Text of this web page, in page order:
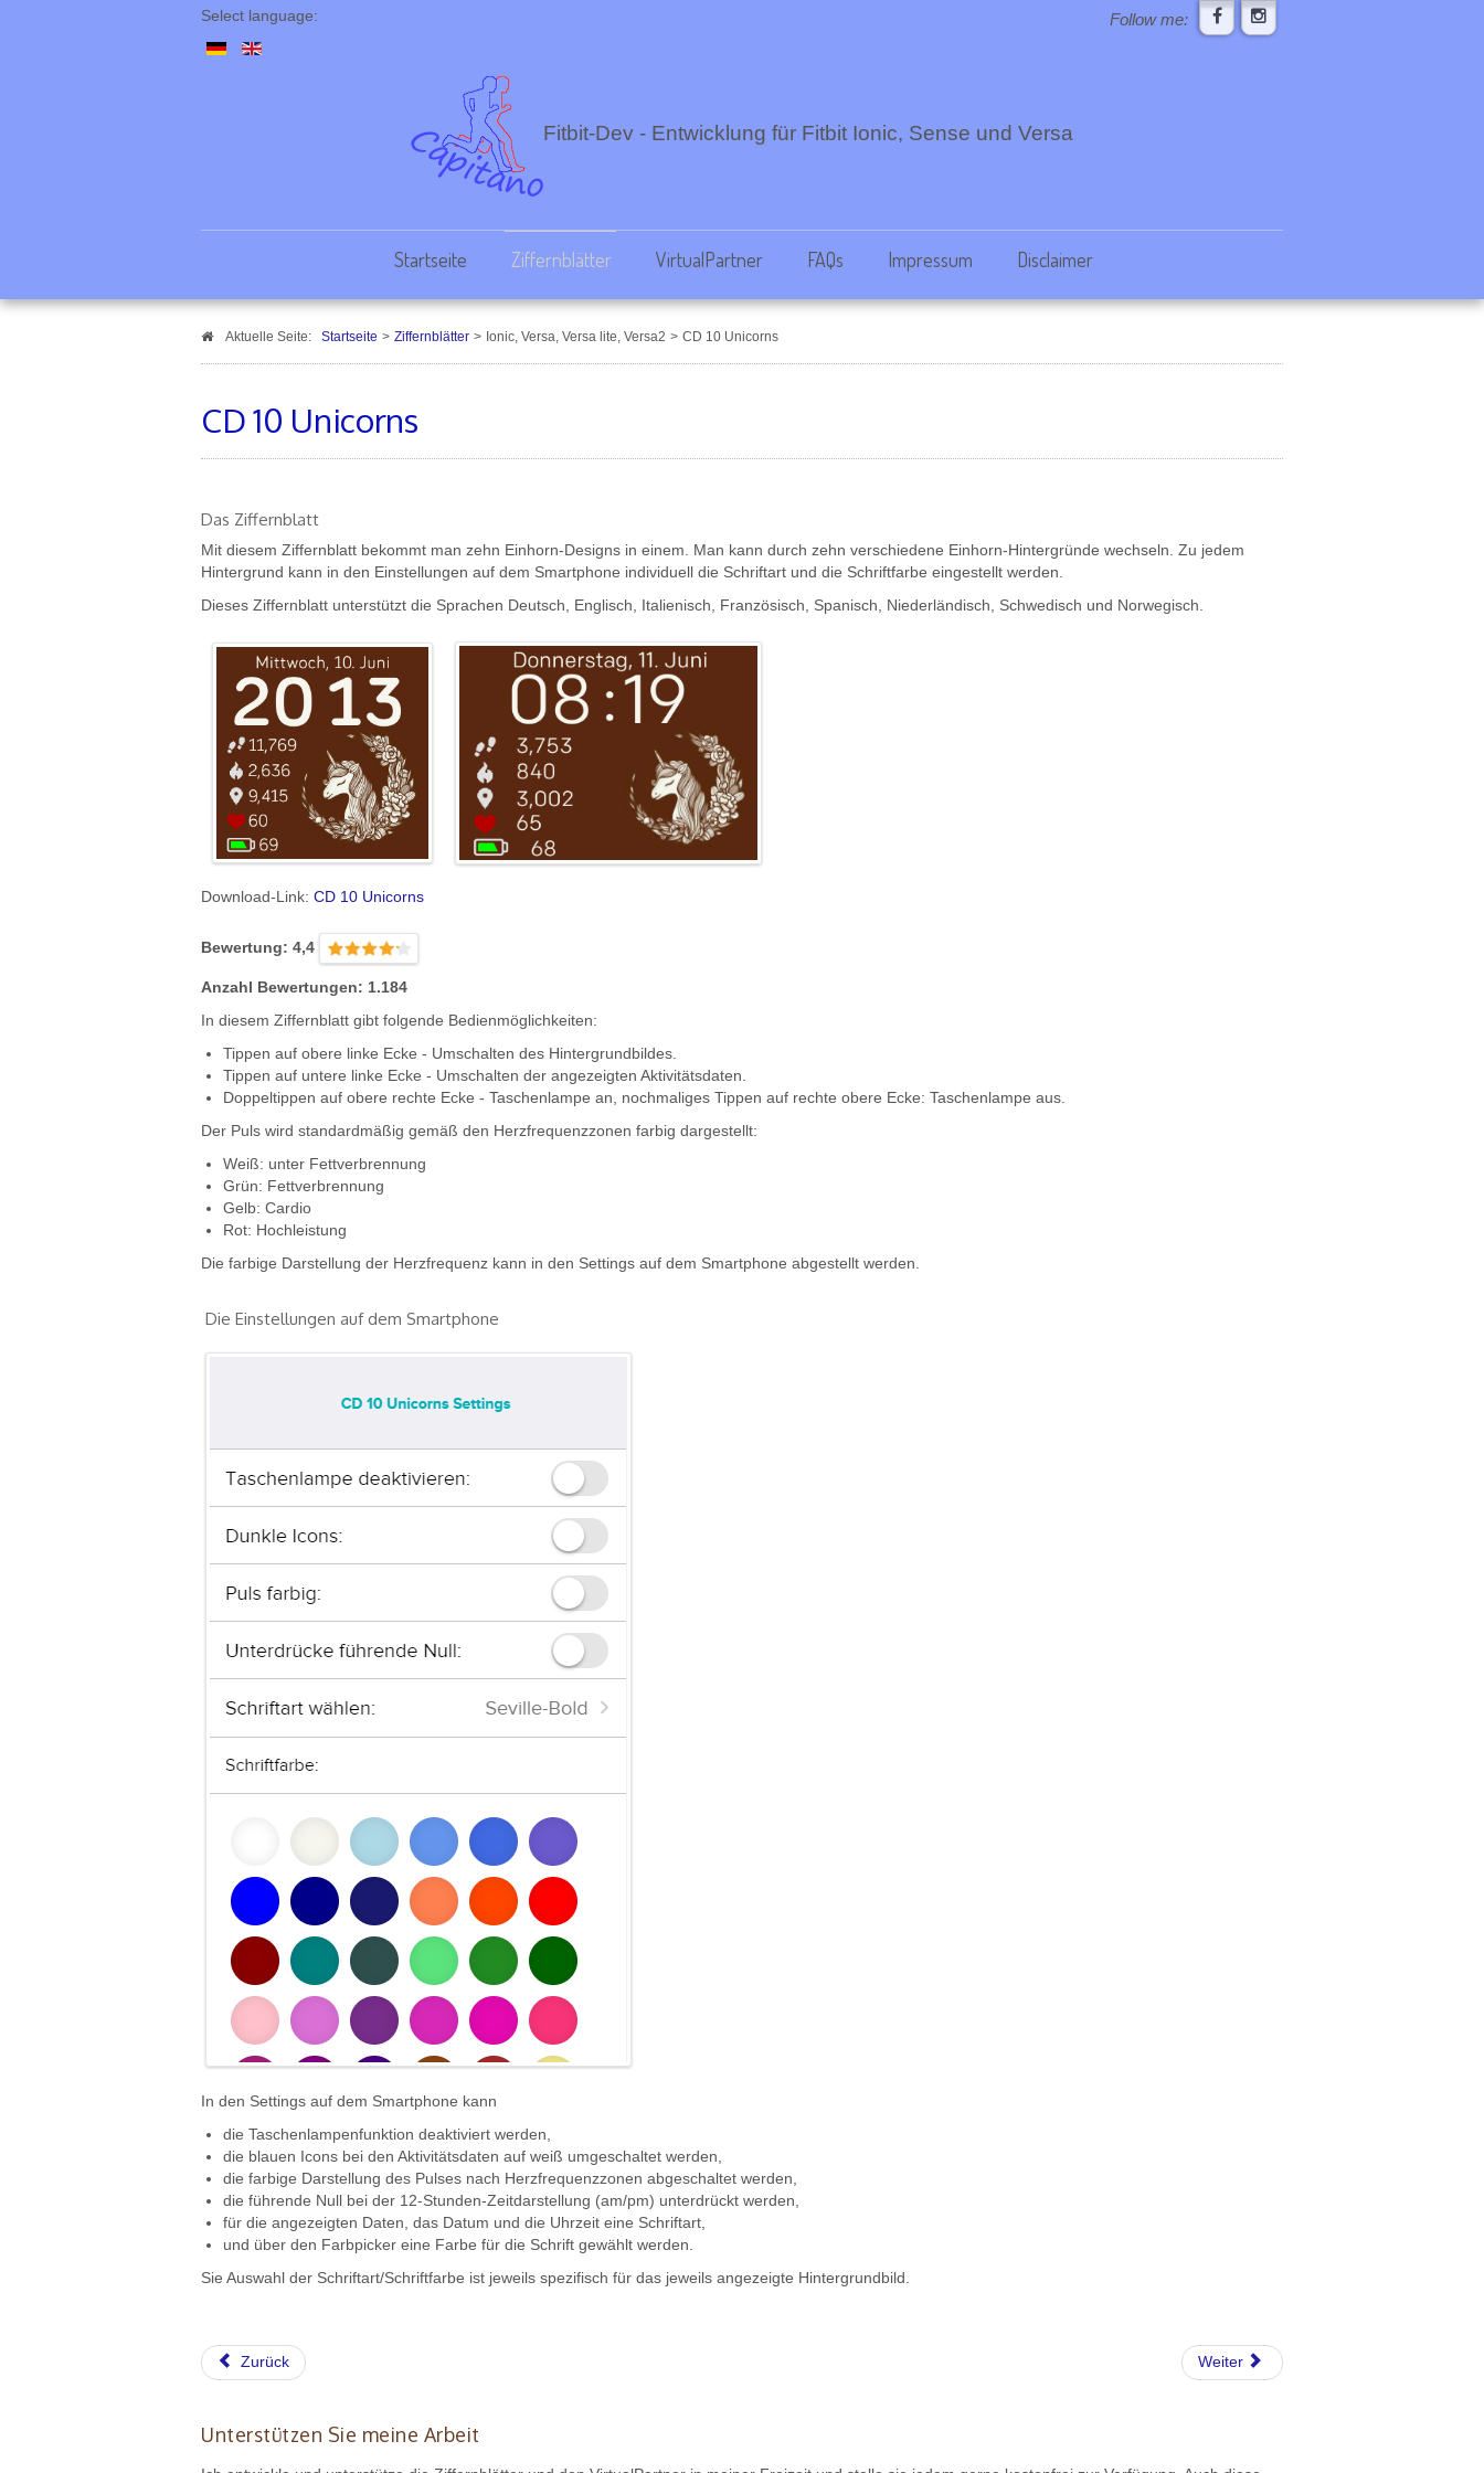
Follow me:
Select language:
Fitbit-Dev - Entwicklung für Fitbit Ionic, Sense und Versa
Startseite Ziffernblätter VirtualPartner FAQs Impressum Disclaimer
Aktuelle Seite: Startseite > Ziffernblätter > Ionic, Versa, Versa lite, Versa2 > CD 10 Unicorns
CD 10 Unicorns
Das Ziffernblatt
Mit diesem Ziffernblatt bekommt man zehn Einhorn-Designs in einem. Man kann durch zehn verschiedene Einhorn-Hintergründe wechseln. Zu jedem
Hintergrund kann in den Einstellungen auf dem Smartphone individuell die Schriftart und die Schriftfarbe eingestellt werden.
Dieses Ziffernblatt unterstützt die Sprachen Deutsch, Englisch, Italienisch, Französisch, Spanisch, Niederländisch, Schwedisch und Norwegisch.
Download-Link: CD 10 Unicorns
Bewertung: 4,4
Anzahl Bewertungen: 1.184
In diesem Ziffernblatt gibt folgende Bedienmöglichkeiten:
Tippen auf obere linke Ecke - Umschalten des Hintergrundbildes.
Tippen auf untere linke Ecke - Umschalten der angezeigten Aktivitätsdaten.
Doppeltippen auf obere rechte Ecke - Taschenlampe an, nochmaliges Tippen auf rechte obere Ecke: Taschenlampe aus.
Der Puls wird standardmäßig gemäß den Herzfrequenzzonen farbig dargestellt:
Weiß: unter Fettverbrennung
Grün: Fettverbrennung
Gelb: Cardio
Rot: Hochleistung
Die farbige Darstellung der Herzfrequenz kann in den Settings auf dem Smartphone abgestellt werden.
Die Einstellungen auf dem Smartphone
In den Settings auf dem Smartphone kann
die Taschenlampenfunktion deaktiviert werden,
die blauen Icons bei den Aktivitätsdaten auf weiß umgeschaltet werden,
die farbige Darstellung des Pulses nach Herzfrequenzzonen abgeschaltet werden,
die führende Null bei der 12-Stunden-Zeitdarstellung (am/pm) unterdrückt werden,
für die angezeigten Daten, das Datum und die Uhrzeit eine Schriftart,
und über den Farbpicker eine Farbe für die Schrift gewählt werden.
Sie Auswahl der Schriftart/Schriftfarbe ist jeweils spezifisch für das jeweils angezeigte Hintergrundbild.
Zurück Weiter
Unterstützen Sie meine Arbeit